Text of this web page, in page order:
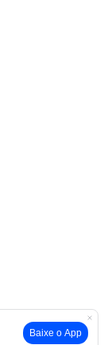
Baixe o App